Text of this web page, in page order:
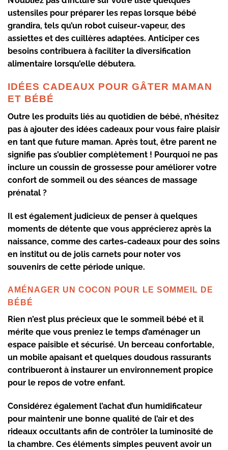
ustensiles pour préparer les repas lorsque bébé
grandira, tels qu’un robot cuiseur-vapeur, des
assiettes et des cuillères adaptées. Anticiper ces
besoins contribuera à faciliter la diversification
alimentaire lorsqu’elle débutera.
IDÉES CADEAUX POUR GÂTER MAMAN
ET BÉBÉ
Outre les produits liés au quotidien de bébé, n’hésitez
pas à ajouter des idées cadeaux pour vous faire plaisir
en tant que future maman. Après tout, être parent ne
signifie pas s’oublier complètement ! Pourquoi ne pas
inclure un coussin de grossesse pour améliorer votre
confort de sommeil ou des séances de massage
prénatal ?
Il est également judicieux de penser à quelques
moments de détente que vous apprécierez après la
naissance, comme des cartes-cadeaux pour des soins
en institut ou de jolis carnets pour noter vos
souvenirs de cette période unique.
AMÉNAGER UN COCON POUR LE SOMMEIL DE
BÉBÉ
Rien n’est plus précieux que le sommeil bébé et il
mérite que vous preniez le temps d’aménager un
espace paisible et sécurisé. Un berceau confortable,
un mobile apaisant et quelques doudous rassurants
contribueront à instaurer un environnement propice
pour le repos de votre enfant.
Considérez également l’achat d’un humidificateur
pour maintenir une bonne qualité de l’air et des
rideaux occultants afin de contrôler la luminosité de
la chambre. Ces éléments simples peuvent avoir un